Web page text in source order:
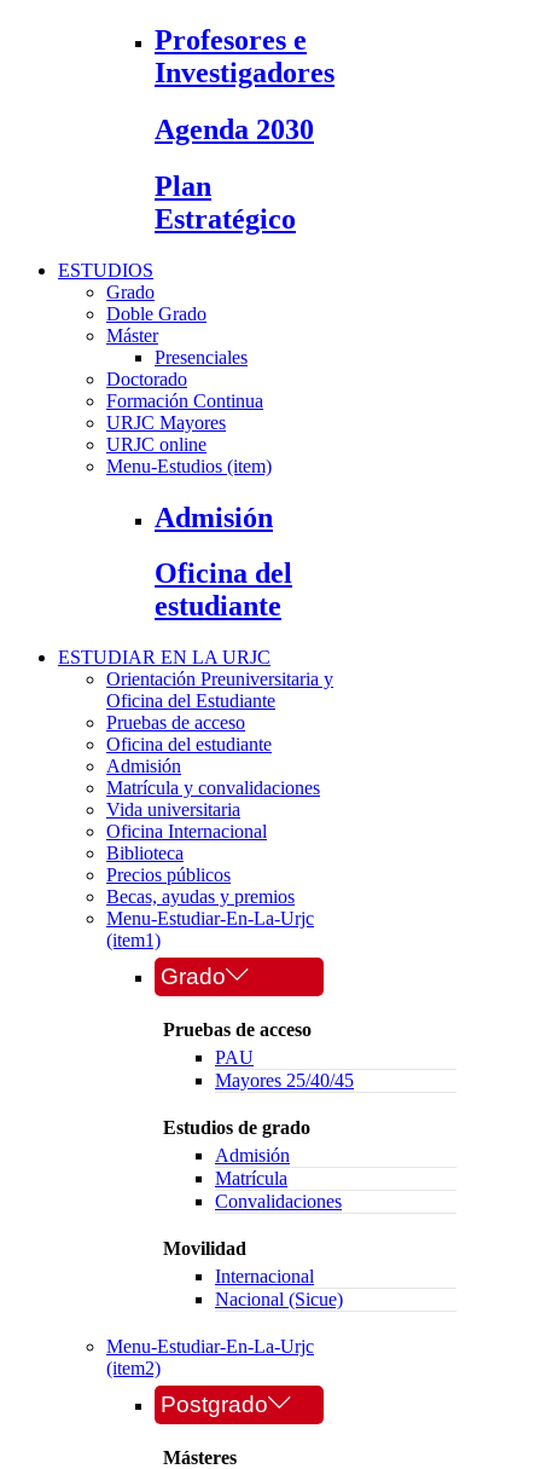
Profesores e
Investigadores
Agenda 2030
Plan
Estratégico
ESTUDIOS
Grado
Doble Grado
Máster
Presenciales
Doctorado
Formación Continua
URJC Mayores
URJC online
Menu-Estudios (item)
Admisión
Oficina del
estudiante
ESTUDIAR EN LA URJC
Orientación Preuniversitaria y
Oficina del Estudiante
Pruebas de acceso
Oficina del estudiante
Admisión
Matrícula y convalidaciones
Vida universitaria
Oficina Internacional
Biblioteca
Precios públicos
Becas, ayudas y premios
Menu-Estudiar-En-La-Urjc
(item1)
Grado
Pruebas de acceso
PAU
Mayores 25/40/45
Estudios de grado
Admisión
Matrícula
Convalidaciones
Movilidad
Internacional
Nacional (Sicue)
Menu-Estudiar-En-La-Urjc
(item2)
Postgrado
Másteres